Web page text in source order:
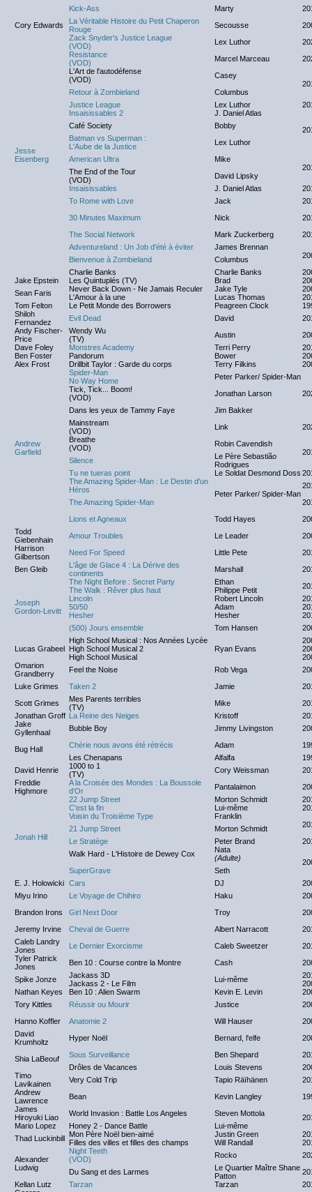
Kick-Ass
Marty
Cory Edwards
La Véritable Histoire du Petit Chaperon
Rouge
Secousse
Jesse
Eisenberg
Zack Snyder's Justice League
(VOD)
Lex Luthor
Resistance
(VOD)
Marcel Marceau
L'Art de l'autodéfense
(VOD)
Casey
Retour à Zombieland
Columbus
Justice League
Lex Luthor
Insaisissables 2
J. Daniel Atlas
Café Society
Bobby
Batman vs Superman :
L'Aube de la Justice
Lex Luthor
American Ultra
Mike
The End of the Tour
(VOD)
David Lipsky
Insaisissables
J. Daniel Atlas
To Rome with Love
Jack
30 Minutes Maximum
Nick
The Social Network
Mark Zuckerberg
Adventureland : Un Job d'été à éviter
James Brennan
Bienvenue à Zombieland
Columbus
Charlie Banks
Charlie Banks
Jake Epstein
Les Quintuplés (TV) Brad
Sean Faris
Never Back Down - Ne Jamais Reculer Jake Tyle
L'Amour à la une
Lucas Thomas
Tom Felton
Le Petit Monde des Borrowers Peagreen Clock
Shiloh
Fernandez
Evil Dead David
Andy Fischer-
Price
Wendy Wu
(TV)
Austin
Dave Foley
Monstres Academy Terri Perry
Ben Foster
Pandorum Bower
Alex Frost
Drillbit Taylor : Garde du corps Terry Filkins
Andrew
Garfield
Spider-Man
No Way Home
Peter Parker/ Spider-Man
Tick, Tick... Boom!
(VOD)
Jonathan Larson
Dans les yeux de Tammy Faye
Jim Bakker
Mainstream
(VOD)
Link
Breathe
(VOD)
Robin Cavendish
Silence
Le Père Sebastião
Rodrigues
Tu ne tueras point
Le Soldat Desmond Doss
The Amazing Spider-Man : Le Destin d'un
Héros
Peter Parker/ Spider-Man
The Amazing Spider-Man
Lions et Agneaux
Todd Hayes
Todd
Giebenhain
Amour Troubles Le Leader
Harrison
Gilbertson
Need For Speed Little Pete
Ben Gleib
L'âge de Glace 4 : La Dérive des
continents
Marshall
Joseph
Gordon-Levitt
The Night Before : Secret Party Ethan
The Walk : Rêver plus haut
Philippe Petit
Lincoln
Robert Lincoln
50/50
Adam
Hesher
Hesher
(500) Jours ensemble
Tom Hansen
Lucas Grabeel
High School Musical : Nos Années Lycée
Ryan Evans
High School Musical 2
High School Musical
Omarion
Grandberry
Feel the Noise Rob Vega
Luke Grimes
Taken 2 Jamie
Scott Grimes
Mes Parents terribles
(TV)
Mike
Jonathan Groff La Reine des Neiges Kristoff
Jake
Gyllenhaal
Bubble Boy Jimmy Livingston
Bug Hall Chérie nous avons été rétrécis Adam
Les Chenapans
Alfalfa
David Henrie
1000 to 1
(TV)
Cory Weissman
Freddie
Highmore
A la Croisée des Mondes : La Boussole
d'Or
Pantalaimon
Jonah Hill
22 Jump Street Morton Schmidt
C'est la fin
Lui-même
Voisin du Troisième Type
Franklin
21 Jump Street
Morton Schmidt
Le Stratège
Peter Brand
Walk Hard - L'Histoire de Dewey Cox
Nata
(Adulte)
SuperGrave
Seth
E. J. Holowicki Cars DJ
Miyu Irino
Le Voyage de Chihiro Haku
Brandon Irons
Girl Next Door Troy
Jeremy Irvine
Cheval de Guerre Albert Narracott
Caleb Landry
Jones
Le Dernier Exorcisme Caleb Sweetzer
Tyler Patrick
Jones
Ben 10 : Course contre la Montre Cash
Spike Jonze
Jackass 3D Lui-même
Jackass 2 - Le Film
Nathan Keyes
Ben 10 : Alien Swarm Kevin E. Levin
Tory Kittles
Réussir ou Mourir Justice
Hanno Koffler
Anatomie 2 Will Hauser
David
Krumholtz
Hyper Noël Bernard, l'elfe
Shia LaBeouf Sous Surveillance Ben Shepard
Drôles de Vacances
Louis Stevens
Timo
Lavikainen
Very Cold Trip Tapio Räïhänen
Andrew
Lawrence
Bean Kevin Langley
James
Hiroyuki Liao
World Invasion : Battle Los Angeles Steven Mottola
Mario Lopez
Honey 2 - Dance Battle
Lui-même
Thad Luckinbill Mon Père Noël bien-aimé Justin Green
Filles des villes et filles des champs
Will Randall
Alexander
Ludwig
Night Teeth
(VOD)
Rocko
Du Sang et des Larmes
Le Quartier Maître Shane
Patton
Kellan Lutz
Tarzan Tarzan